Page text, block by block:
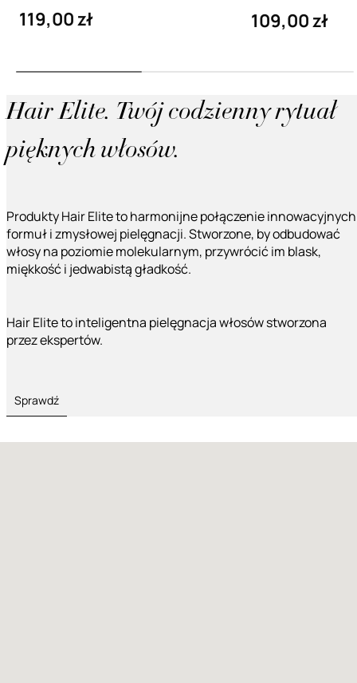
119,00 zł 109,00 zł
Hair Elite. Twój codzienny rytuał
pięknych włosów.
Produkty Hair Elite to harmonijne połączenie innowacyjnych
formuł i zmysłowej pielęgnacji. Stworzone, by odbudować
włosy na poziomie molekularnym, przywrócić im blask,
miękkość i jedwabistą gładkość.
Hair Elite to inteligentna pielęgnacja włosów stworzona
przez ekspertów.
Sprawdź